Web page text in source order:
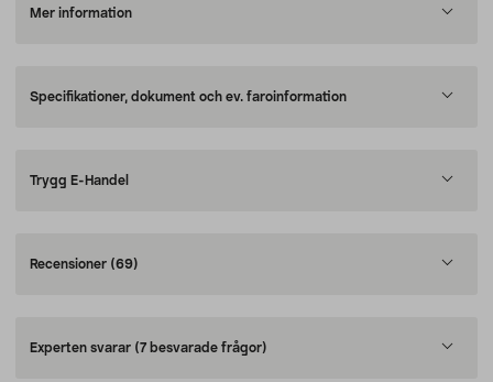
Mer information
Specifikationer, dokument och ev. faroinformation
Trygg E-Handel
Recensioner (69)
Experten svarar (7 besvarade frågor)